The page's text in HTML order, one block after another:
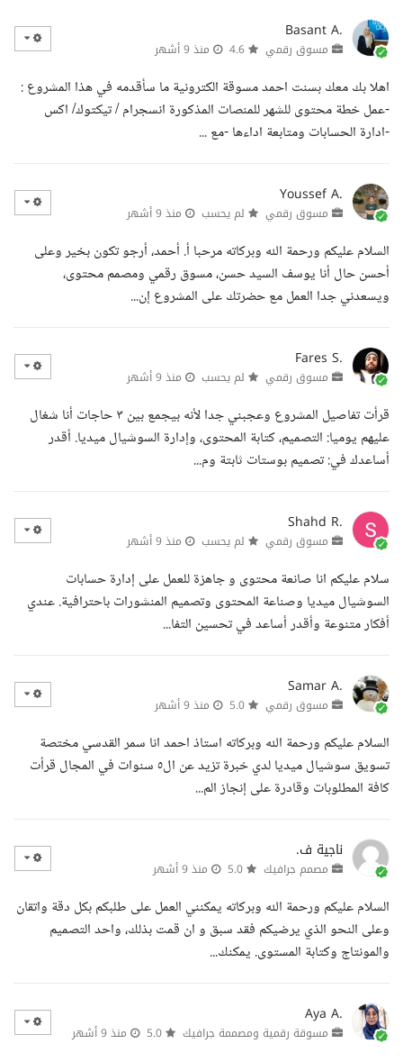
Basant A.
مسوق رقمي منذ 9 أشهر
اهلا بك معك بسنت احمد مسوقة الكترونية ما سأقدمه في هذا المشروع :
-عمل خطة محتوى للشهر للمنصات المذكورة انسجرام / تيكتوك/ اكس
-ادارة الحسابات ومتابعة اداءها -مع ...
Youssef A.
مسوق رقمي لم يحسب منذ 9 أشهر
السلام عليكم ورحمة الله وبركاته مرحبا أ. أحمد، أرجو تكون بخير وعلى
أحسن حال أنا يوسف السيد حسن، مسوق رقمي ومصمم محتوى،
ويسعدني جدا العمل مع حضرتك على المشروع إن...
Fares S.
مسوق رقمي لم يحسب منذ 9 أشهر
قرأت تفاصيل المشروع وعجبني جدا لأنه بيجمع بين ٣ حاجات أنا شغال
عليهم يوميا: التصميم، كتابة المحتوى، وإدارة السوشيال ميديا. أقدر
أساعدك في: تصميم بوستات ثابتة وم...
Shahd R.
مسوق رقمي لم يحسب منذ 9 أشهر
سلام عليكم انا صانعة محتوى و جاهزة للعمل على إدارة حسابات
السوشيال ميديا وصناعة المحتوى وتصميم المنشورات باحترافية. عندي
أفكار متنوعة وأقدر أساعد في تحسين التفا...
Samar A.
مسوق رقمي منذ 9 أشهر
السلام عليكم ورحمة الله وبركاته استاذ احمد انا سمر القدسي مختصة
تسويق سوشيال ميديا لدي خبرة تزيد عن ال٥ سنوات في المجال قرأت
كافة المطلوبات وقادرة على إنجاز الم...
ناجية ف.
مصمم جرافيك منذ 9 أشهر
السلام عليكم ورحمة الله وبركاته يمكنني العمل على طلبكم بكل دقة واتقان
وعلى النحو الذي يرضيكم فقد سبق و ان قمت بذلك، واحد التصميم
والمونتاج وكتابة المستوى. يمكنك...
Aya A.
مسوقة رقمية ومصممة جرافيك منذ 9 أشهر